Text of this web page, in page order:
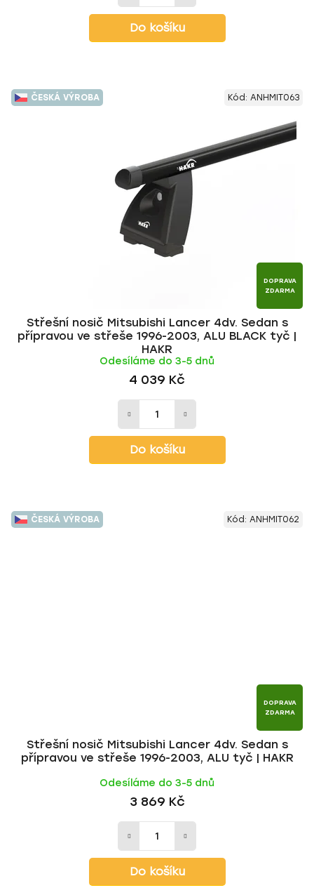
Do košíku
ČESKÁ VÝROBA
DOPRAVA
ZDARMA
Střešní nosič Mitsubishi Lancer 4dv. Sedan s
přípravou ve střeše 1996-2003, ALU BLACK tyč |
HAKR
Odesíláme do 3-5 dnů
4 039 Kč
Do košíku
Kód: ANHMIT063
ČESKÁ VÝROBA
DOPRAVA
ZDARMA
Střešní nosič Mitsubishi Lancer 4dv. Sedan s
přípravou ve střeše 1996-2003, ALU tyč | HAKR
Odesíláme do 3-5 dnů
3 869 Kč
Do košíku
Kód: ANHMIT062